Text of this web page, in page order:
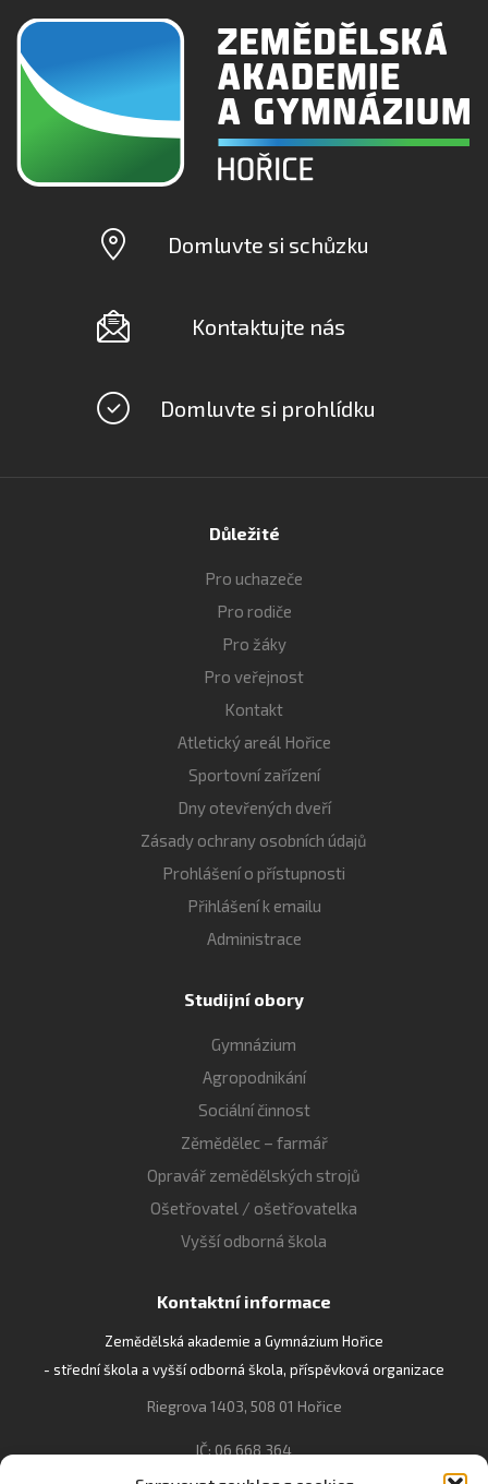
Domluvte si schůzku
Kontaktujte nás
Domluvte si prohlídku
Důležité
Pro uchazeče
Pro rodiče
Pro žáky
Pro veřejnost
Kontakt
Atletický areál Hořice
Sportovní zařízení
Dny otevřených dveří
Zásady ochrany osobních údajů
Prohlášení o přístupnosti
Přihlášení k emailu
Administrace
Studijní obory
Gymnázium
Agropodnikání
Sociální činnost
Zěmědělec – farmář
Opravář zemědělských strojů
Ošetřovatel / ošetřovatelka
Vyšší odborná škola
Kontaktní informace
Zemědělská akademie a Gymnázium Hořice
- střední škola a vyšší odborná škola, příspěvková organizace
Riegrova 1403, 508 01 Hořice
IČ: 06 668 364